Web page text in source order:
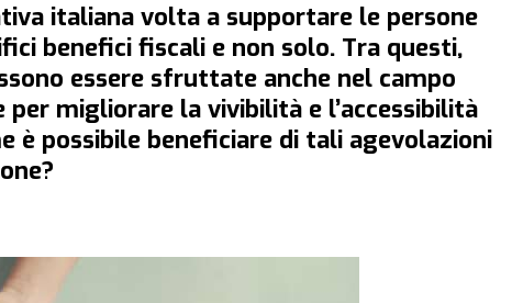
italiana volta a supportare le persone
benefici fiscali e non solo. Tra questi,
essere sfruttate anche nel campo
migliorare la vivibilità e l’accessibilità
è possibile beneficiare di tali agevolazioni